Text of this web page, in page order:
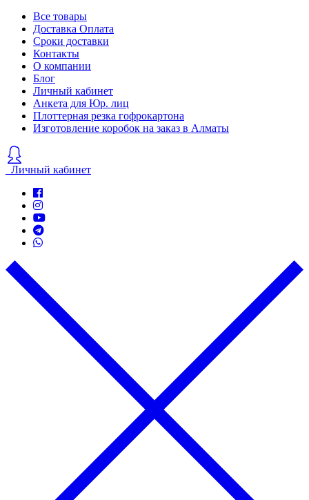
Все товары
Доставка Оплата
Сроки доставки
Контакты
О компании
Блог
Личный кабинет
Анкета для Юр. лиц
Плоттерная резка гофрокартона
Изготовление коробок на заказ в Алматы
Личный кабинет